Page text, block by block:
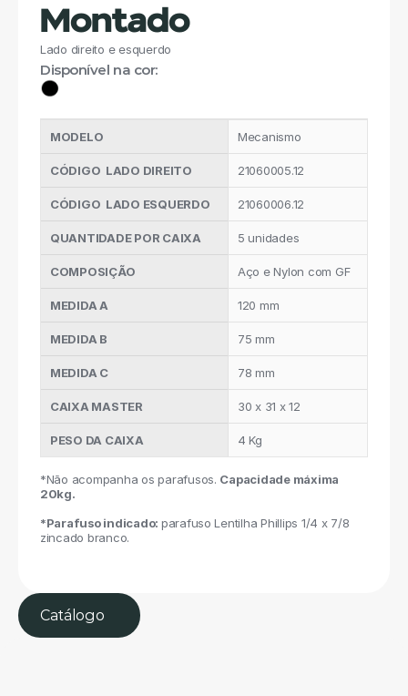
Montado
Lado direito e esquerdo
Disponível na cor:
MODELO Mecanismo
CÓDIGO  LADO DIREITO 21060005.12
CÓDIGO  LADO ESQUERDO 21060006.12
QUANTIDADE POR CAIXA 5 unidades
COMPOSIÇÃO Aço e Nylon com GF
MEDIDA A 120 mm
MEDIDA B 75 mm
MEDIDA C 78 mm
CAIXA MASTER 30 x 31 x 12
PESO DA CAIXA 4 Kg
*Não acompanha os parafusos. Capacidade máxima
20kg.
*Parafuso indicado: parafuso Lentilha Phillips 1/4 x 7/8
zincado branco.
Catálogo